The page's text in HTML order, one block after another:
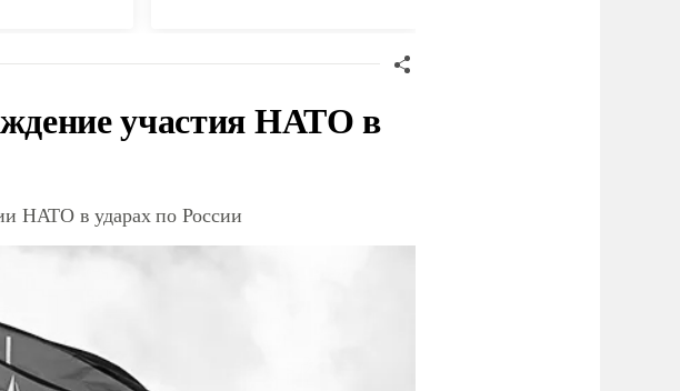
участия НАТО в
НАТО в ударах по России